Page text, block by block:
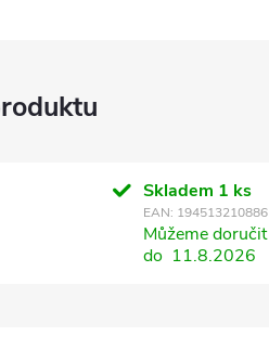
Skladem 1 ks
EAN: 194513210886
Můžeme doručit
do 11.8.2026